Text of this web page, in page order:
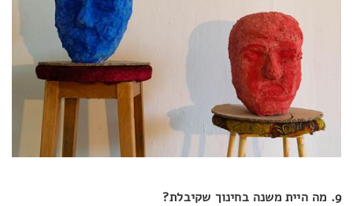
9. מה היית משנה בחינוך שקיבלת?